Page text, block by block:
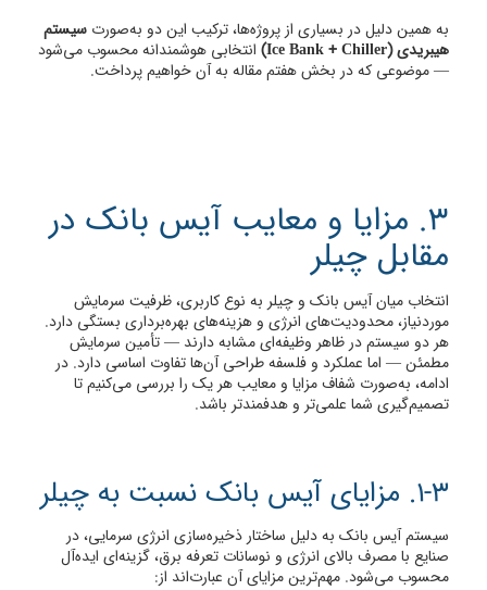
به همین دلیل در بسیاری از پروژه‌ها، ترکیب این دو به‌صورت سیستم
هیبریدی (Ice Bank + Chiller)
انتخابی هوشمندانه محسوب می‌شود
— موضوعی که در بخش هفتم مقاله به آن خواهیم پرداخت.
3. مزایا و معایب آیس بانک در
مقابل چیلر
انتخاب میان آیس بانک و چیلر به نوع کاربری، ظرفیت سرمایش
موردنیاز، محدودیت‌های انرژی و هزینه‌های بهره‌برداری بستگی دارد.
هر دو سیستم در ظاهر وظیفه‌ای مشابه دارند — تأمین سرمایش
مطمئن — اما عملکرد و فلسفه طراحی آن‌ها تفاوت اساسی دارد. در
ادامه، به‌صورت شفاف مزایا و معایب هر یک را بررسی می‌کنیم تا
تصمیم‌گیری شما علمی‌تر و هدفمندتر باشد.
1-3. مزایای آیس بانک نسبت به چیلر
سیستم آیس بانک به دلیل ساختار ذخیره‌سازی انرژی سرمایی، در
صنایع با مصرف بالای انرژی و نوسانات تعرفه برق، گزینه‌ای ایده‌آل
محسوب می‌شود. مهم‌ترین مزایای آن عبارت‌اند از: